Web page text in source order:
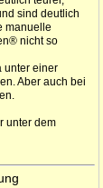
sind deutlich
manuelle
nicht so
unter einer
Aber auch bei
unter dem